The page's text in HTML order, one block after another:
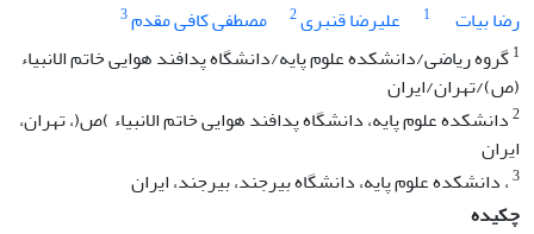
رضا بیات
1 علیرضا قنبری2 مصطفی کافی مقدم3
1گروه ریاضی/دانشکده علوم پایه/دانشگاه پدافند هوایی خاتم الانبیاء
(ص)/تهران/ایران
2دانشکده علوم پایه، دانشگاه پدافند هوایی خاتم الانبیاء )ص(، تهران،
ایران
3، دانشکده علوم پایه، دانشگاه بیرجند، بیرجند، ایران
چکیده